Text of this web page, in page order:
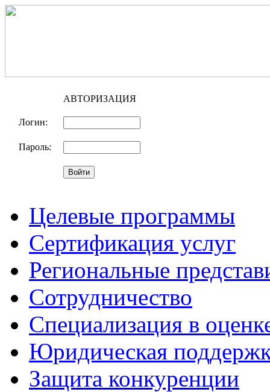
АВТОРИЗАЦИЯ
Логин:
Пароль:
Целевые программы
Сертификация услуг
Региональные
Сотрудничество
Специализация в
Юридическая
Защита конкуренции